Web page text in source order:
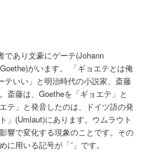
であり文豪にゲーテ(Johann
がいます。 「ギョエテとは俺
テいい」と明治時代の小説家、斎藤
斎藤は、Goetheを「ギョエテ」と
テ」と発音したのは、ドイツ語の発
」(Umlaut)にあります。ウムラウト
響で変化する現象のことです。その
用いる記号が「¨」です。